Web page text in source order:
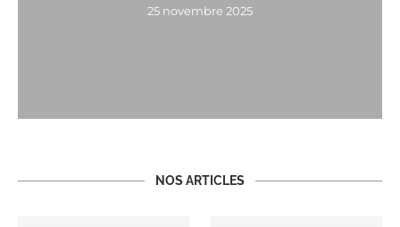
25 novembre 2025
NOS ARTICLES